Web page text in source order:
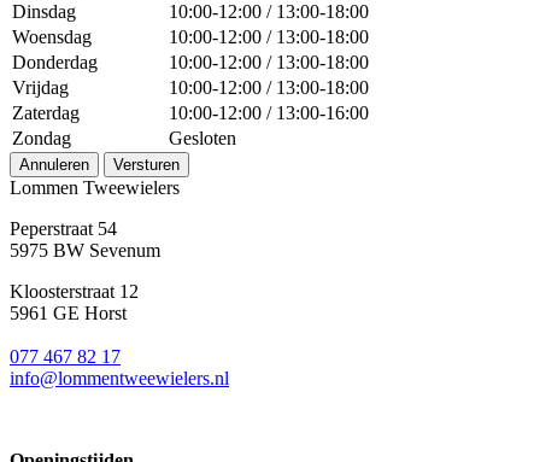
Dinsdag
10:00-12:00 / 13:00-18:00
Woensdag
10:00-12:00 / 13:00-18:00
Donderdag
10:00-12:00 / 13:00-18:00
Vrijdag
10:00-12:00 / 13:00-18:00
Zaterdag
10:00-12:00 / 13:00-16:00
Zondag
Gesloten
Annuleren Versturen
Lommen Tweewielers
Peperstraat 54
5975 BW Sevenum
Kloosterstraat 12
5961 GE Horst
077 467 82 17
info@lommentweewielers.nl